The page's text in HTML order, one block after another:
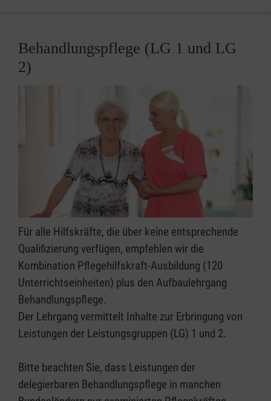
Behandlungspflege (LG 1 und LG
2)
Für alle Hilfskräfte, die über keine entsprechende
Qualifizierung verfügen, empfehlen wir die
Kombination Pflegehilfskraft-Ausbildung (120
Unterrichtseinheiten) plus den Aufbaulehrgang
Behandlungspflege.
Der Lehrgang vermittelt Inhalte zur Erbringung von
Leistungen der Leistungsgruppen (LG) 1 und 2.
Bitte beachten Sie, dass Leistungen der
delegierbaren Behandlungspflege in manchen